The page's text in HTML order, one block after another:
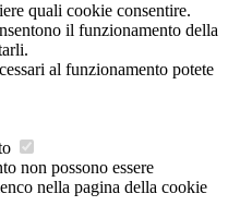
quali cookie consentire.
il funzionamento della
al funzionamento potete
non possono essere
nella pagina della cookie